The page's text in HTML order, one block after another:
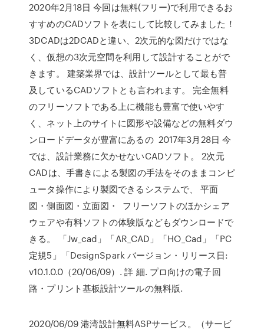
2020年2月18日 今回は無料(フリー)で利用できるお
すすめのCADソフトを表にして比較してみました！
3DCADは2DCADと違い、2次元的な図だけではな
く、仮想の3次元空間を利用して設計することがで
きます。 建築業界では、設計ツールとして最も普
及しているCADソフトとも言われます。 完全無料
のフリーソフトである上に機能も豊富で使いやす
く、ネット上のサイトに図形や設備などの無料ダウ
ンロードデータが豊富にあるの 2017年3月28日 今
では、設計業務に欠かせないCADソフト。 2次元
CADは、手書きによる製図の手法をそのままコンピ
ュータ操作により製図できるシステムで、 平面
図・側面図・立面図・ フリーソフトのほかシェア
ウェアや有料ソフトの体験版などもダウンロードで
きる。 「Jw_cad」「AR_CAD」「HO_Cad」「PC
定規5」「DesignSpark バージョン・リリース日:
v10.1.0.0（20/06/09）. 詳 細. プロ向けの電子回
路・プリント基板設計ツールの無料版.
2020/06/09 港湾設計無料ASPサービス。（サービ